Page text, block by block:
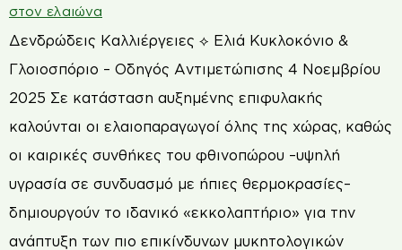
Δενδρώδεις Καλλιέργειες ⟡ Ελιά Κυκλοκόνιο &
Γλοιοσπόριο – Οδηγός Αντιμετώπισης 4 Νοεμβρίου
2025 Σε κατάσταση αυξημένης επιφυλακής
καλούνται οι ελαιοπαραγωγοί όλης της χώρας, καθώς
οι καιρικές συνθήκες του φθινοπώρου –υψηλή
υγρασία σε συνδυασμό με ήπιες θερμοκρασίες–
δημιουργούν το ιδανικό «εκκολαπτήριο» για την
ανάπτυξη των πιο επικίνδυνων μυκητολογικών